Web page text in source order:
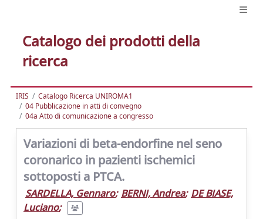
Catalogo dei prodotti della
ricerca
IRIS
Catalogo Ricerca UNIROMA1
04 Pubblicazione in atti di convegno
04a Atto di comunicazione a congresso
Variazioni di beta-endorfine nel seno
coronarico in pazienti ischemici
sottoposti a PTCA.
SARDELLA, Gennaro; BERNI, Andrea; DE BIASE,
Luciano;